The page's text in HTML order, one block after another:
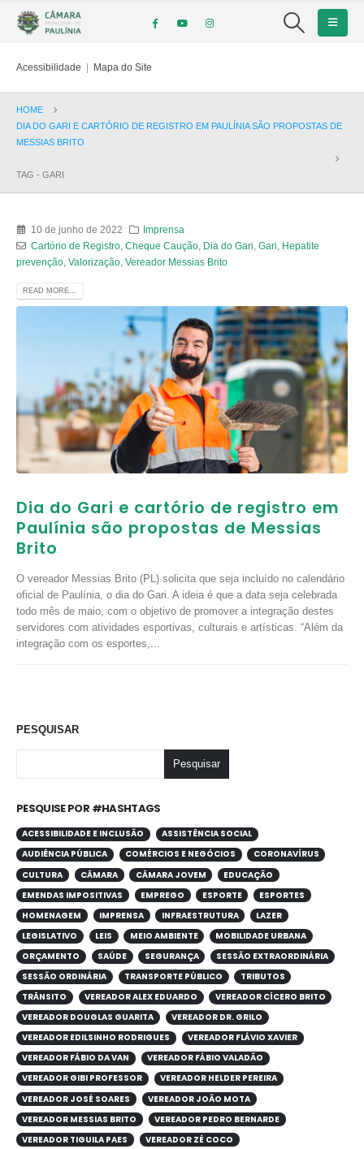
Acessibilidade | Mapa do Site
HOME
DIA DO GARI E CARTÓRIO DE REGISTRO EM PAULÍNIA SÃO PROPOSTAS DE
MESSIAS BRITO
TAG - GARI
10 de junho de 2022
Imprensa
Cartório de Registro, Cheque Caução, Dia do Gari Gari
Hepatite
prevenção Valorização Vereador Messias Brito
READ MORE...
Dia do Gari e cartório de registro em
Paulínia são propostas de Messias
Brito
O vereador Messias Brito (PL) solicita que seja incluído no calendário
oficial de Paulínia, o dia do Gari. A ideia é que a data seja celebrada
todo mês de maio, com o objetivo de promover a integração destes
servidores com atividades esportivas, culturais e artísticas. “Além da
integração com os esportes,...
PESQUISAR
Pesquisar
PESQUISE POR #HASHTAGS
ACESSIBILIDADE E INCLUSÃO
ASSISTÊNCIA SOCIAL
AUDIÊNCIA PÚBLICA
COMÉRCIOS E NEGÓCIOS
CORONAVÍRUS
CULTURA
CÂMARA CÂMARA JOVEM
EDUCAÇÃO
EMENDAS IMPOSITIVAS
EMPREGO ESPORTE
ESPORTES
HOMENAGEM
IMPRENSA INFRAESTRUTURA
LAZER
LEGISLATIVO
LEIS MEIO AMBIENTE
MOBILIDADE URBANA
ORÇAMENTO
SAÚDE SEGURANÇA
SESSÃO EXTRAORDINÁRIA
SESSÃO ORDINÁRIA
TRANSPORTE PÚBLICO
TRIBUTOS
TRÂNSITO
VEREADOR ALEX EDUARDO
VEREADOR CÍCERO BRITO
VEREADOR DOUGLAS GUARITA
VEREADOR DR. GRILO
VEREADOR EDILSINHO RODRIGUES
VEREADOR FLÁVIO XAVIER
VEREADOR FÁBIO DA VAN
VEREADOR FÁBIO VALADÃO
VEREADOR GIBI PROFESSOR
VEREADOR HELDER PEREIRA
VEREADOR JOSÉ SOARES
VEREADOR JOÃO MOTA
VEREADOR MESSIAS BRITO
VEREADOR PEDRO BERNARDE
VEREADOR TIGUILA PAES
VEREADOR ZÉ COCO